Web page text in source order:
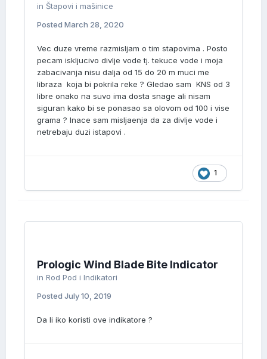
in Štapovi i mašinice
Posted March 28, 2020
Vec duze vreme razmisljam o tim stapovima . Posto
pecam iskljucivo divlje vode tj. tekuce vode i moja
zabacivanja nisu dalja od 15 do 20 m muci me
libraza koja bi pokrila reke ? Gledao sam KNS od 3
libre onako na suvo ima dosta snage ali nisam
siguran kako bi se ponasao sa olovom od 100 i vise
grama ? Inace sam misljaenja da za divlje vode i
netrebaju duzi istapovi .
1
Prologic Wind Blade Bite Indicator
in Rod Pod i Indikatori
Posted July 10, 2019
Da li iko koristi ove indikatore ?